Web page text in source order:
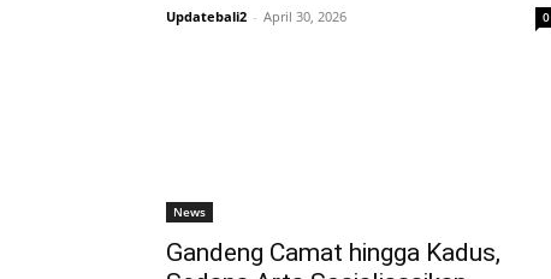
Updatebali2 - April 30, 2026 0
News
Gandeng Camat hingga Kadus,